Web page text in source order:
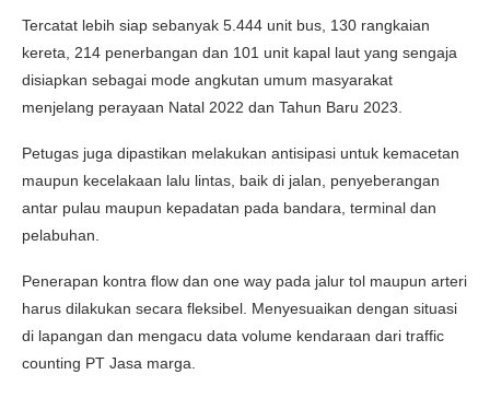
Tercatat lebih siap sebanyak 5.444 unit bus, 130 rangkaian
kereta, 214 penerbangan dan 101 unit kapal laut yang sengaja
disiapkan sebagai mode angkutan umum masyarakat
menjelang perayaan Natal 2022 dan Tahun Baru 2023.
Petugas juga dipastikan melakukan antisipasi untuk kemacetan
maupun kecelakaan lalu lintas, baik di jalan, penyeberangan
antar pulau maupun kepadatan pada bandara, terminal dan
pelabuhan.
Penerapan kontra flow dan one way pada jalur tol maupun arteri
harus dilakukan secara fleksibel. Menyesuaikan dengan situasi
di lapangan dan mengacu data volume kendaraan dari traffic
counting PT Jasa marga.